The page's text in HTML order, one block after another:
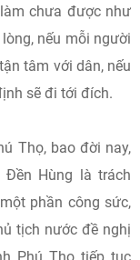
chưa được như
nếu mỗi người
tâm với dân, nếu
sẽ đi tới đích.
Thọ, bao đời nay,
Hùng là trách
phần công sức,
tịch nước đề nghị